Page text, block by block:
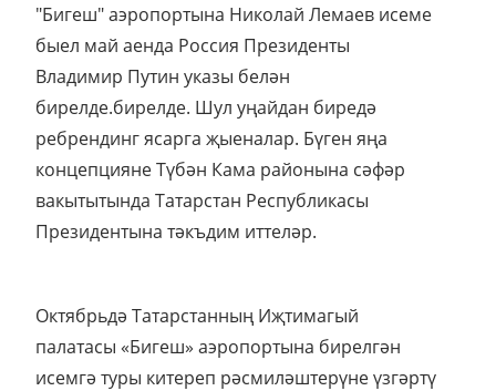
"Бигеш" аэропортына Николай Лемаев исеме
быел май аенда Россия Президенты
Владимир Путин указы белән
бирелде.бирелде. Шул уңайдан биредә
ребрендинг ясарга җыеналар. Бүген яңа
концепцияне Түбән Кама районына сәфәр
вакытытында Татарстан Республикасы
Президентына тәкъдим иттеләр.
Октябрьдә Татарстанның Иҗтимагый
палатасы «Бигеш» аэропортына бирелгән
исемгә туры китереп рәсмиләштерүне үзгәртү